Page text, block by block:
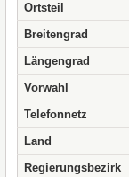
Ortsteil
Breitengrad
Längengrad
Vorwahl
Telefonnetz
Land
Regierungsbezirk